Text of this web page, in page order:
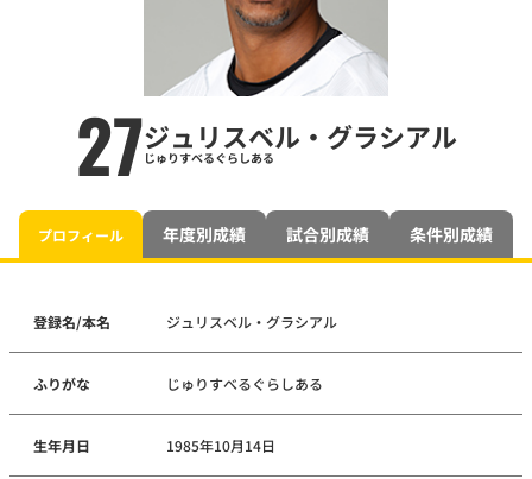
27ジュリスベル・グラシアル
じゅりすべるぐらしある
プロフィール 年度別成績 試合別成績 条件別成績
登録名/本名 ジュリスベル・グラシアル
ふりがな じゅりすべるぐらしある
生年月日 1985年10月14日